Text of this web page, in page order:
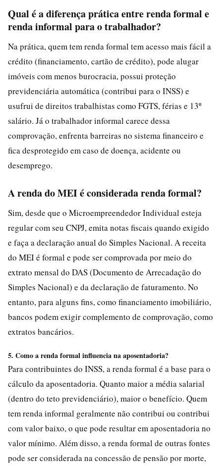
Qual é a diferença prática entre renda formal e
renda informal para o trabalhador?
Na prática, quem tem renda formal tem acesso mais fácil a
crédito (financiamento, cartão de crédito), pode alugar
imóveis com menos burocracia, possui proteção
previdenciária automática (contribui para o INSS) e
usufrui de direitos trabalhistas como FGTS, férias e 13º
salário. Já o trabalhador informal carece dessa
comprovação, enfrenta barreiras no sistema financeiro e
fica desprotegido em caso de doença, acidente ou
desemprego.
A renda do MEI é considerada renda formal?
Sim, desde que o Microempreendedor Individual esteja
regular com seu CNPJ, emita notas fiscais quando exigido
e faça a declaração anual do Simples Nacional. A receita
do MEI é formal e pode ser comprovada por meio do
extrato mensal do DAS (Documento de Arrecadação do
Simples Nacional) e da declaração de faturamento. No
entanto, para alguns fins, como financiamento imobiliário,
bancos podem exigir complemento de comprovação, como
extratos bancários.
5. Como a renda formal influencia na aposentadoria?
Para contribuintes do INSS, a renda formal é a base para o
cálculo da aposentadoria. Quanto maior a média salarial
(dentro do teto previdenciário), maior o benefício. Quem
tem renda informal geralmente não contribui ou contribui
com valor baixo, o que pode resultar em aposentadoria no
valor mínimo. Além disso, a renda formal de outras fontes
pode ser considerada na concessão de pensão por morte,